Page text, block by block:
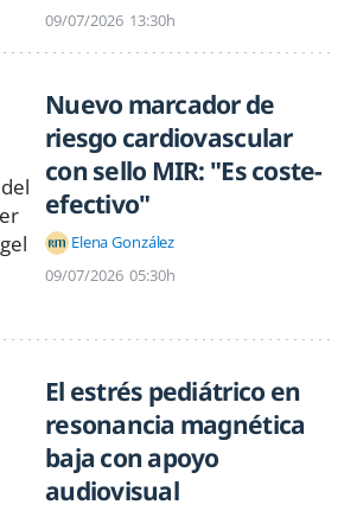
09/07/2026 13:30h
Nuevo marcador de
riesgo cardiovascular
con sello MIR: "Es coste-
efectivo"
Elena González
09/07/2026 05:30h
El estrés pediátrico en
resonancia magnética
baja con apoyo
audiovisual